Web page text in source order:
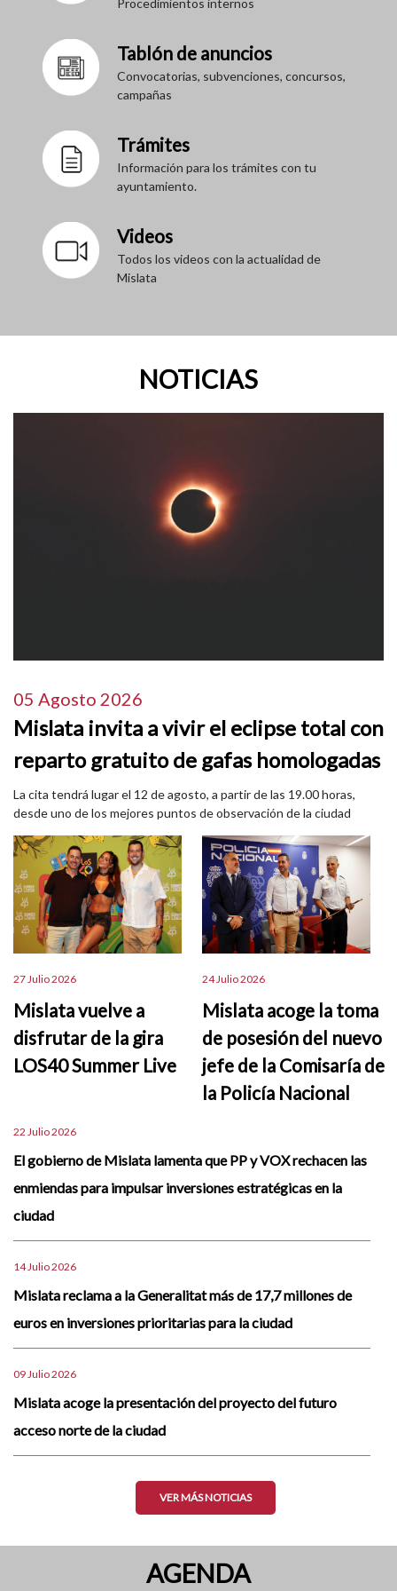
Tablón de anuncios
Convocatorias, subvenciones, concursos,
campañas
Trámites
Información para los trámites con tu
ayuntamiento.
Videos
Todos los videos con la actualidad de
Mislata
NOTICIAS
05 Agosto 2026
Mislata invita a vivir el eclipse total con
reparto gratuito de gafas homologadas
La cita tendrá lugar el 12 de agosto, a partir de las 19.00 horas,
desde uno de los mejores puntos de observación de la ciudad
27 Julio 2026
Mislata vuelve a
disfrutar de la gira
LOS40 Summer Live
24 Julio 2026
Mislata acoge la toma
de posesión del nuevo
jefe de la Comisaría de
la Policía Nacional
22 Julio 2026
El gobierno de Mislata lamenta que PP y VOX rechacen las
enmiendas para impulsar inversiones estratégicas en la
ciudad
14 Julio 2026
Mislata reclama a la Generalitat más de 17,7 millones de
euros en inversiones prioritarias para la ciudad
09 Julio 2026
Mislata acoge la presentación del proyecto del futuro
acceso norte de la ciudad
VER MÁS NOTICIAS
AGENDA